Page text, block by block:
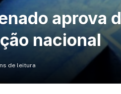
aprova
nacional
de leitura